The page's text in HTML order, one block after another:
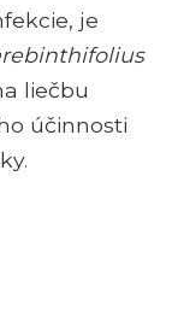
je
liečbu
účinnosti